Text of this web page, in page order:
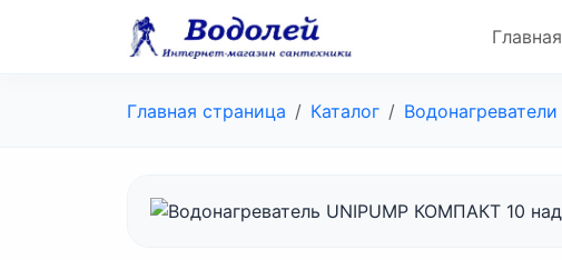
Главная
Главная страница Каталог Водонагреватели